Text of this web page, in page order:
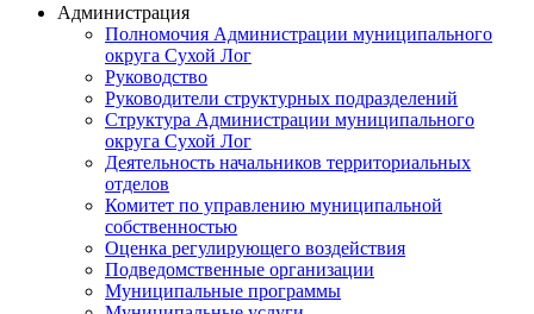
Администрация
Полномочия Администрации муниципального
округа Сухой Лог
Руководство
Руководители структурных подразделений
Структура Администрации муниципального
округа Сухой Лог
Деятельность начальников территориальных
отделов
Комитет по управлению муниципальной
собственностью
Оценка регулирующего воздействия
Подведомственные организации
Муниципальные программы